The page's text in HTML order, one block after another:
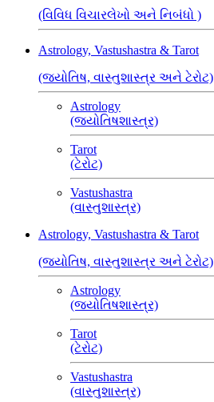
(વિવિધ વિચારલેખો અને નિબંધો )
Astrology, Vastushastra & Tarot
(જ્યોતિષ, વાસ્તુશાસ્ત્ર અને ટેરોટ)
Astrology
(જ્યોતિષશાસ્ત્ર)
Tarot
(ટેરોટ)
Vastushastra
(વાસ્તુશાસ્ત્ર)
Astrology, Vastushastra & Tarot
(જ્યોતિષ, વાસ્તુશાસ્ત્ર અને ટેરોટ)
Astrology
(જ્યોતિષશાસ્ત્ર)
Tarot
(ટેરોટ)
Vastushastra
(વાસ્તુશાસ્ત્ર)